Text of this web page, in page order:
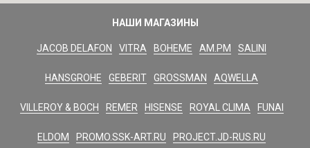
НАШИ МАГАЗИНЫ
JACOB DELAFON VITRA BOHEME AM.PM SALINI
HANSGROHE GEBERIT GROSSMAN AQWELLA
VILLEROY & BOCH REMER HISENSE ROYAL CLIMA FUNAI
ELDOM PROMO.SSK-ART.RU PROJECT.JD-RUS.RU